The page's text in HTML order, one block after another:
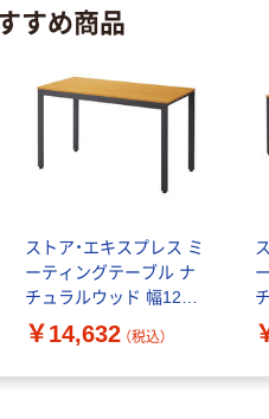
すめ商品
ストア・エキスプレス ミ
ーティングテーブル ナ
チュラルウッド 幅120×
奥行60×高さ70cm
27740-120 1台（直送品）
￥14,632 （税込）